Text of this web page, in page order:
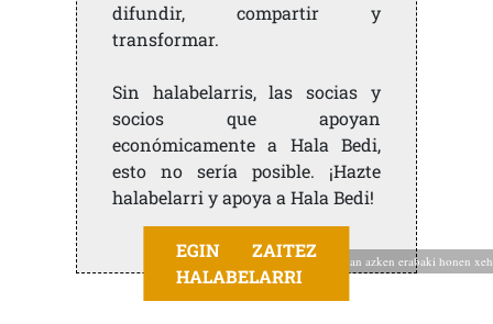
Martxoaren 8an azken erabaki honen
difundir, compartir y
transformar.
Sin halabelarris, las socias y
socios que apoyan
económicamente a Hala Bedi,
esto no sería posible. ¡Hazte
halabelarri y apoya a Hala Bedi!
EGIN ZAITEZ
HALABELARRI